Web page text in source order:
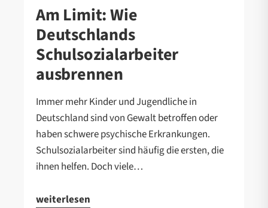
Am Limit: Wie
Deutschlands
Schulsozialarbeiter
ausbrennen
Immer mehr Kinder und Jugendliche in
Deutschland sind von Gewalt betroffen oder
haben schwere psychische Erkrankungen.
Schulsozialarbeiter sind häufig die ersten, die
ihnen helfen. Doch viele…
weiterlesen